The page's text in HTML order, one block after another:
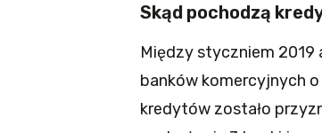
Skąd pochodzą
Między styczniem 2019
banków komercyjnych
kredytów zostało